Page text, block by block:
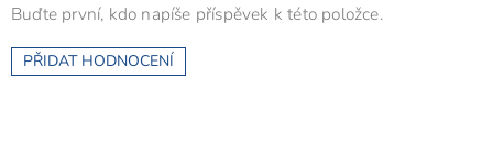
Buďte první, kdo napíše příspěvek k této položce.
PŘIDAT HODNOCENÍ